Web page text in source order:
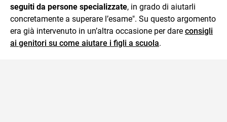
seguiti da persone specializzate, in grado di aiutarli
concretamente a superare l’esame". Su questo argomento
era già intervenuto in un’altra occasione per dare consigli
ai genitori su come aiutare i figli a scuola.